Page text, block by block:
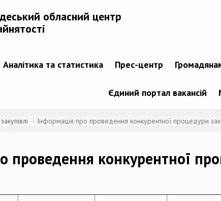
обласний центр
Аналітика та статистика Прес-центр
Єдиний портал вакансій
Інформація про проведення конкурентної процедури
проведення конкурентної